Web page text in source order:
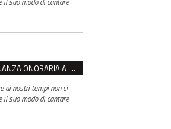
VENTASSO, SÌ ALLA CITTADINANZA ONORARIA A IVA ZANICCHI. MA BARGIACCHI: “È DI PESSIMO GUSTO”
ai nostri tempi non ci
il suo modo di cantare